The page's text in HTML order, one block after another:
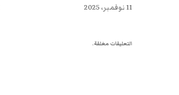
11 نوفمبر، 2025
التعليقات مغلقة.